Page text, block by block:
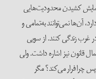
کشیدن محدودیت‌هایی
آن‌ها نمی‌توانند به‌تمامی و
زندگی کنند. از سویی
قانون نیز اشاره داشت. ولی
چرا فرار می‌کند؟ مگر